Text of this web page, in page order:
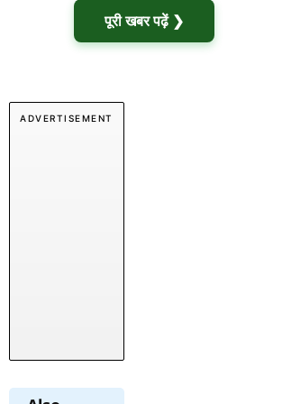
पूरी खबर पढ़ें ❯
ADVERTISEMENT